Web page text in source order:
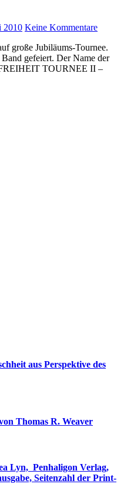
2010 Keine Kommentare
gefeiert. Der Name der
TOURNEE II –
aus Perspektive des
Thomas R. Weaver
Lyn, ‎ Penhaligon Verlag,
Seitenzahl der Print-